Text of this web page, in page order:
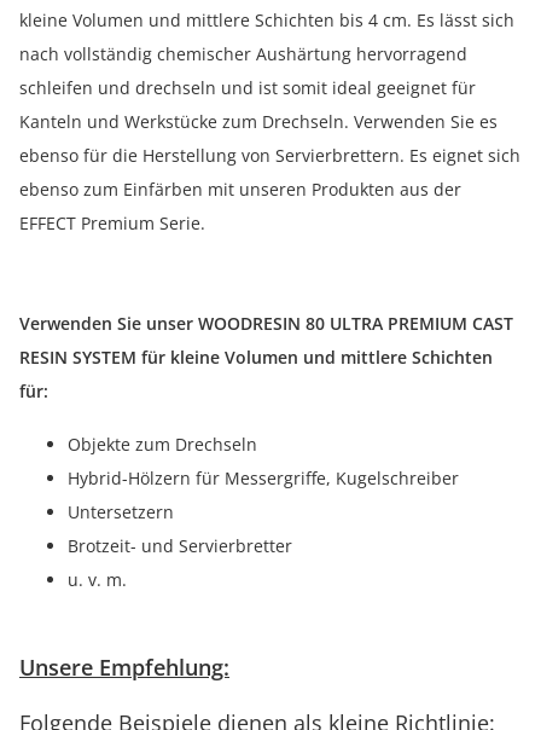
kleine Volumen und mittlere Schichten bis 4 cm. Es lässt sich
nach vollständig chemischer Aushärtung hervorragend
schleifen und drechseln und ist somit ideal geeignet für
Kanteln und Werkstücke zum Drechseln. Verwenden Sie es
ebenso für die Herstellung von Servierbrettern. Es eignet sich
ebenso zum Einfärben mit unseren Produkten aus der
EFFECT Premium Serie.
Verwenden Sie unser WOODRESIN 80 ULTRA PREMIUM CAST
RESIN SYSTEM für kleine Volumen und mittlere Schichten
für:
Objekte zum Drechseln
Hybrid-Hölzern für Messergriffe, Kugelschreiber
Untersetzern
Brotzeit- und Servierbretter
u. v. m.
Unsere Empfehlung:
Folgende Beispiele dienen als kleine Richtlinie: